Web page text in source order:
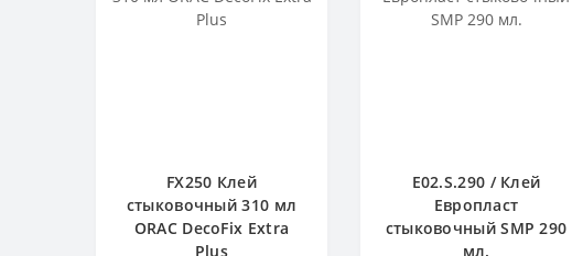
FX250 Клей
стыковочный 310 мл
ORAC DecoFix Extra
Plus
E02.S.290 / Клей
Европласт
стыковочный SMP 290
мл.